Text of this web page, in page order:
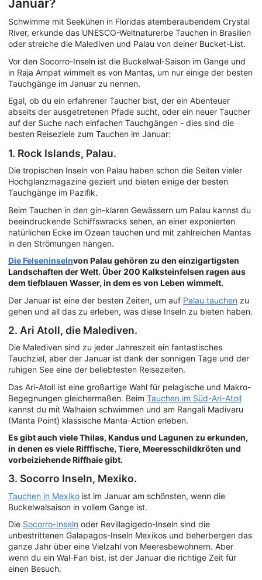
Januar?
Schwimme mit Seekühen in Floridas atemberaubendem Crystal
River, erkunde das UNESCO-Weltnaturerbe Tauchen in Brasilien
oder streiche die Malediven und Palau von deiner Bucket-List.
Vor den Socorro-Inseln ist die Buckelwal-Saison im Gange und
in Raja Ampat wimmelt es von Mantas, um nur einige der besten
Tauchgänge im Januar zu nennen.
Egal, ob du ein erfahrener Taucher bist, der ein Abenteuer
abseits der ausgetretenen Pfade sucht, oder ein neuer Taucher
auf der Suche nach einfachen Tauchgängen - dies sind die
besten Reiseziele zum Tauchen im Januar:
1. Rock Islands, Palau.
Die tropischen Inseln von Palau haben schon die Seiten vieler
Hochglanzmagazine geziert und bieten einige der besten
Tauchgänge im Pazifik.
Beim Tauchen in den gin-klaren Gewässern um Palau kannst du
beeindruckende Schiffswracks sehen, an einer exponierten
natürlichen Ecke im Ozean tauchen und mit zahlreichen Mantas
in den Strömungen hängen.
Die Felseninselnvon Palau gehören zu den einzigartigsten
Landschaften der Welt. Über 200 Kalksteinfelsen ragen aus
dem tiefblauen Wasser, in dem es von Leben wimmelt.
Der Januar ist eine der besten Zeiten, um auf Palau tauchen zu
gehen und all das zu erleben, was diese Inseln zu bieten haben.
2. Ari Atoll, die Malediven.
Die Malediven sind zu jeder Jahreszeit ein fantastisches
Tauchziel, aber der Januar ist dank der sonnigen Tage und der
ruhigen See eine der beliebtesten Reisezeiten.
Das Ari-Atoll ist eine großartige Wahl für pelagische und Makro-
Begegnungen gleichermaßen. Beim Tauchen im Süd-Ari-Atoll
kannst du mit Walhaien schwimmen und am Rangali Madivaru
(Manta Point) klassische Manta-Action erleben.
Es gibt auch viele Thilas, Kandus und Lagunen zu erkunden,
in denen es viele Rifffische, Tiere, Meeresschildkröten und
vorbeiziehende Riffhaie gibt.
3. Socorro Inseln, Mexiko.
Tauchen in Mexiko ist im Januar am schönsten, wenn die
Buckelwalsaison in vollem Gange ist.
Die Socorro-Inseln oder Revillagigedo-Inseln sind die
unbestrittenen Galapagos-Inseln Mexikos und beherbergen das
ganze Jahr über eine Vielzahl von Meeresbewohnern. Aber
wenn du ein Wal-Fan bist, ist der Januar die richtige Zeit für
einen Besuch.